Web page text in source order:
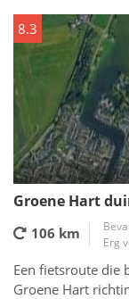
8.3
Groene Hart
106 km
Erg
Een fietsroute die
Groene Hart